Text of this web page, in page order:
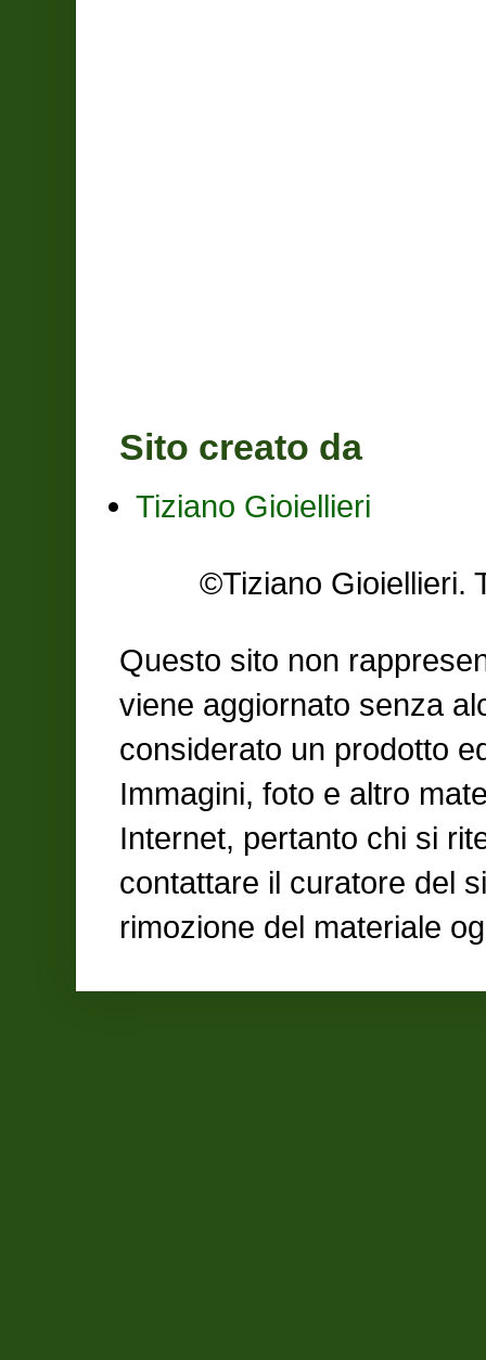
Sito creato da
Tiziano Gioiellieri
©Tiziano Gioiellieri.
Questo sito non
viene aggiornato senza
considerato un prodotto
Immagini, foto e altro
Internet, pertanto chi si
contattare il curatore del
rimozione del materiale